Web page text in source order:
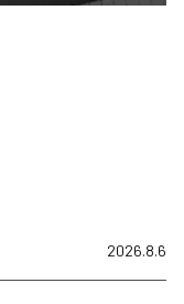
2026.8.6